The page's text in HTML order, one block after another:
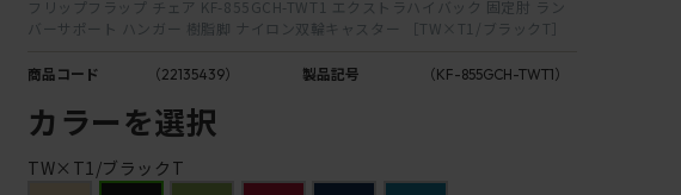
フリップフラップ チェア KF-855GCH-TWT1 エクストラハイバック 固定肘 ラン
バーサポート ハンガー 樹脂脚 ナイロン双輪キャスター ［TW×T1/ブラックT］
商品コード （22135439） 製品記号 （KF-855GCH-TWT1）
カラーを選択
TW×T1/ブラックT